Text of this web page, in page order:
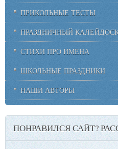
ПРИКОЛЬНЫЕ ТЕСТЫ
ПРАЗДНИЧНЫЙ
СТИХИ ПРО ИМЕНА
ШКОЛЬНЫЕ ПРАЗДНИКИ
НАШИ АВТОРЫ
ПОНРАВИЛСЯ САЙТ?